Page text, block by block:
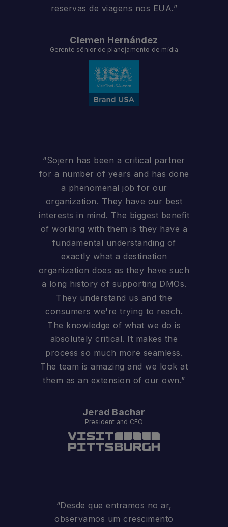
reservas de viagens nos EUA.”
Clemen Hernández
Gerente sênior de planejamento de mídia
“Sojern has been a critical partner
for a number of years and has done
a phenomenal job for our
organization. They have our best
interests in mind. The biggest benefit
of working with them is they have a
fundamental understanding of
exactly what a destination
organization does as they have such
a long history of supporting DMOs.
They understand us and the
consumers we're trying to reach.
The knowledge of what we do is
absolutely critical. It makes the
process so much more seamless.
The team is amazing and we look at
them as an extension of our own.”
Jerad Bachar
President and CEO
“Desde que entramos no ar,
observamos um crescimento